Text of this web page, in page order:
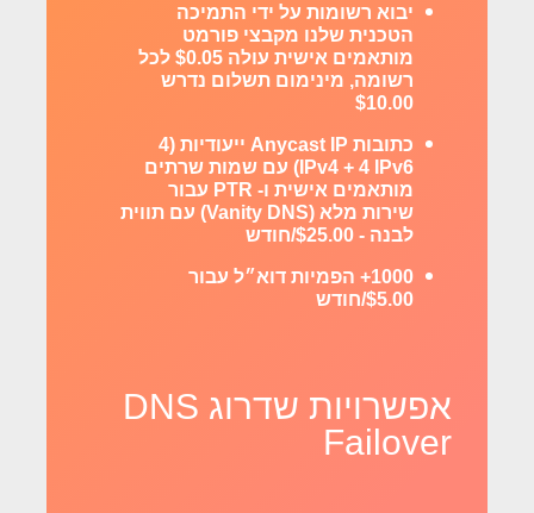
יבוא רשומות על ידי התמיכה
הטכנית שלנו מקבצי פורמט
מותאמים אישית עולה $0.05 לכל
רשומה, מינימום תשלום נדרש
$10.00
כתובות Anycast IP ייעודיות (4
IPv4 + 4 IPv6) עם שמות שרתים
מותאמים אישית ו- PTR עבור
שירות מלא (Vanity DNS) עם תווית
לבנה - $25.00/חודש
1000+ הפמיות דוא״ל עבור
$5.00/חודש
אפשרויות שדרוג DNS
Failover